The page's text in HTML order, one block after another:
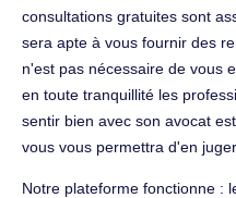
consultations gratuites sont
sera apte à vous fournir des
n'est pas nécessaire de vous
en toute tranquillité les
sentir bien avec son avocat
vous vous permettra d'en juger.
Notre plateforme fonctionne :